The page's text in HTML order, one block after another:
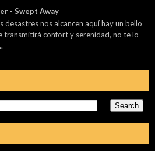
- Swept Away
desastres nos alcancen aquí hay un bello
transmitirá confort y serenidad, no te lo